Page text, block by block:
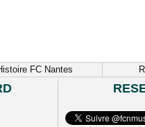
FC Nantes